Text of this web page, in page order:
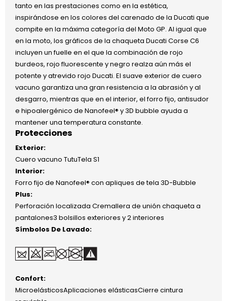
tanto en las prestaciones como en la estética,
inspirándose en los colores del carenado de la Ducati que
compite en la máxima categoría del Moto GP. Al igual que
en la moto, los gráficos de la chaqueta Ducati Corse C6
incluyen un fuelle en el que la combinación de rojo
burdeos, rojo fluorescente y negro realza aún más el
potente y atrevido rojo Ducati. El suave exterior de cuero
vacuno garantiza una gran resistencia a la abrasión y al
desgarro, mientras que en el interior, el forro fijo, antisudor
e hipoalergénico de Nanofeel® y 3D bubble ayuda a
mantener una temperatura constante.
Protecciones
Exterior:
Cuero vacuno TutuTela S1
Interior:
Forro fijo de Nanofeel® con apliques de tela 3D-Bubble
Plus:
Perforación localizada Cremallera de unión chaqueta a
pantalones3 bolsillos exteriores y 2 interiores
Símbolos De Lavado:
Confort:
MicroelásticosAplicaciones elásticasCierre cintura